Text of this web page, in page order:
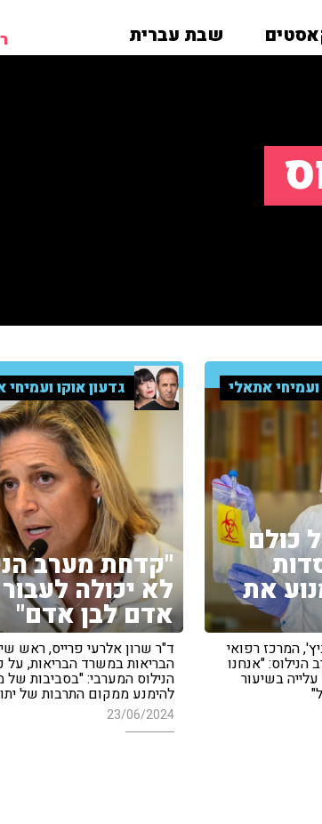
שבת עברית
ועמיחי אתאלי
כולם
את
המרכז רפואי
"אנחנו
בשיעור
גדעון אוקו
"קדחת מערב
לא יכולה
אדם לבן אדם"
ד"ר שרון אלרעי פרייס, ראש
הבריאות במשרד הבריאות,
הנילוס המערבי: "בסביבות של
להימנע ממקום התרבות של
23/06/2024